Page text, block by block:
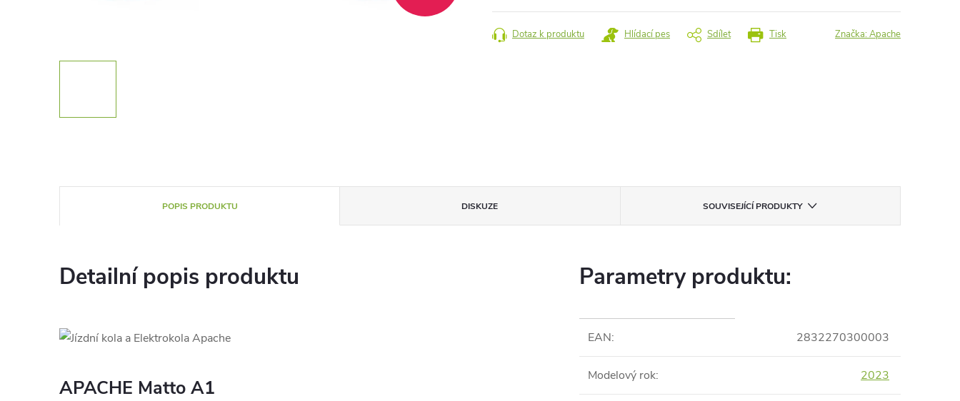
cena:
Tisk
Dotaz k produktu Hlídací pes Sdílet Značka:Apache
POPIS PRODUKTU DISKUZE SOUVISEJÍCÍ PRODUKTY
Detailní popis produktu
APACHE Matto A1
Parametry produktu:
EAN: 2832270300003
Modelový rok: 2023